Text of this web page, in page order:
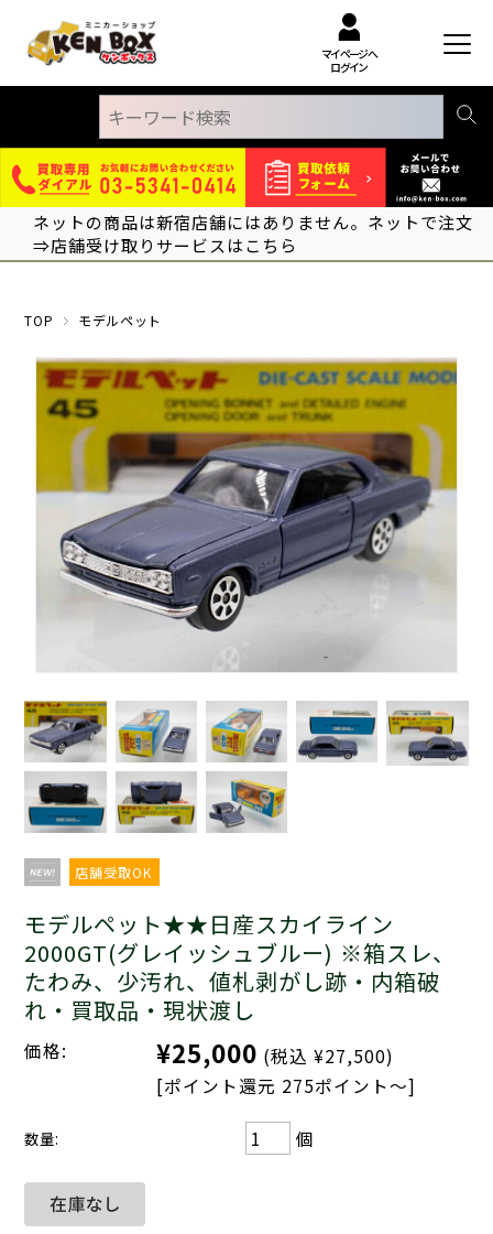
マイページへ
ログイン
ネットの商品は新宿店舗にはありません。ネットで注文
⇒店舗受け取りサービスはこちら
TOP モデルペット
店舗受取OK
モデルペット★★日産スカイライン
2000GT(グレイッシュブルー) ※箱スレ、
たわみ、少汚れ、値札剥がし跡・内箱破
れ・買取品・現状渡し
価格: ¥25,000 (税込 ¥27,500)
[ポイント還元 275ポイント～]
数量: 個